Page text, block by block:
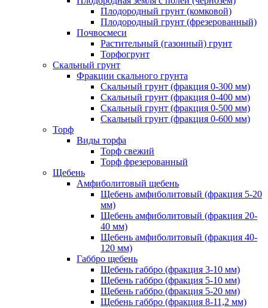
Плодородный грунт (комковой)
Плодородный грунт (фрезерованный)
Почвосмеси
Растительный (газонный) грунт
Торфогрунт
Скальный грунт
Фракции скального грунта
Скальный грунт (фракция 0-300 мм)
Скальный грунт (фракция 0-400 мм)
Скальный грунт (фракция 0-500 мм)
Скальный грунт (фракция 0-600 мм)
Торф
Виды торфа
Торф свежий
Торф фрезерованный
Щебень
Амфиболитовый щебень
Щебень амфиболитовый (фракция 5-20
мм)
Щебень амфиболитовый (фракция 20-
40 мм)
Щебень амфиболитовый (фракция 40-
120 мм)
Габбро щебень
Щебень габбро (фракция 3-10 мм)
Щебень габбро (фракция 5-10 мм)
Щебень габбро (фракция 5-20 мм)
Щебень габбро (фракция 8-11,2 мм)